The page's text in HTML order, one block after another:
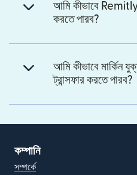
আমি কীভাবে Remitly
করতে পারব?
আমি কীভাবে মার্কিন
ট্রান্সফার করতে পারব?
কম্পানি
সম্পর্কে